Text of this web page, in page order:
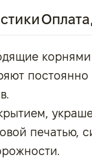
Оплата
печатью,